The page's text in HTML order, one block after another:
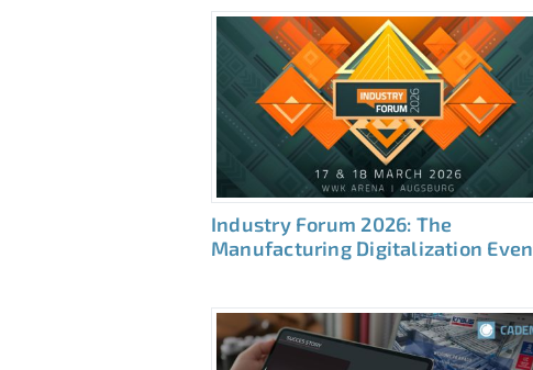
Industry Forum 2026: The
Manufacturing Digitalization